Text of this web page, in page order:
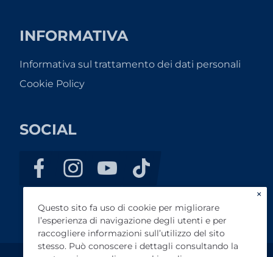
INFORMATIVA
Informativa sul trattamento dei dati personali
Cookie Policy
SOCIAL
×
Questo sito fa uso di cookie per migliorare
l’esperienza di navigazione degli utenti e per
raccogliere informazioni sull’utilizzo del sito
stesso. Può conoscere i dettagli consultando la